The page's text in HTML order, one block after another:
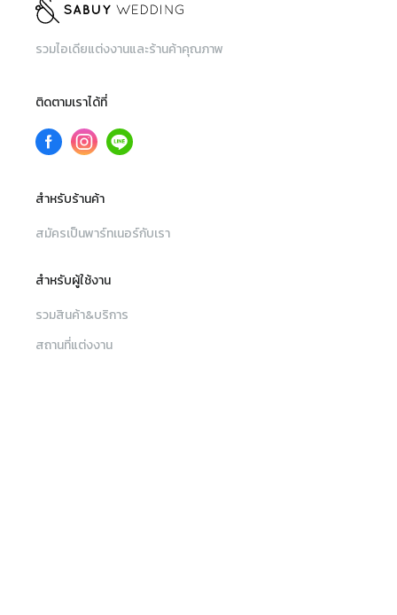
รวมไอเดียแต่งงานและร้านค้าคุณภาพ
ติดตามเราได้ที่
สำหรับร้านค้า
สมัครเป็นพาร์ทเนอร์กับเรา
สำหรับผู้ใช้งาน
รวมสินค้า&บริการ
สถานที่แต่งงาน